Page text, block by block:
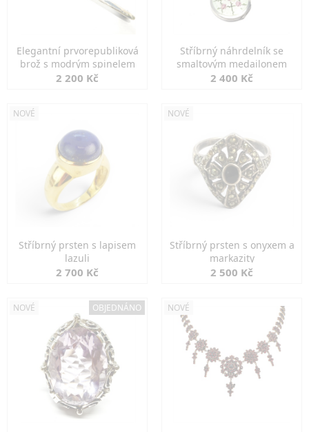
Elegantní prvorepubliková
brož s modrým spinelem
2 200 Kč
Stříbrný náhrdelník se
smaltovým medailonem
2 400 Kč
NOVÉ
Stříbrný prsten s lapisem
lazuli
2 700 Kč
NOVÉ
Stříbrný prsten s onyxem a
markazity
2 500 Kč
NOVÉ OBJEDNÁNO NOVÉ